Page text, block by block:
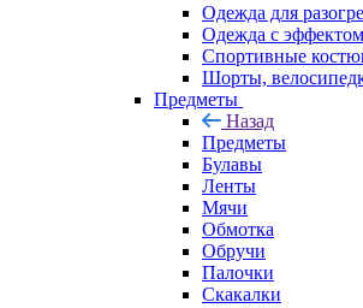
Одежда для
Одежда с
Спортивные
Шорты,
Предметы
Назад
Предметы
Булавы
Ленты
Мячи
Обмотка
Обручи
Палочки
Скакалки